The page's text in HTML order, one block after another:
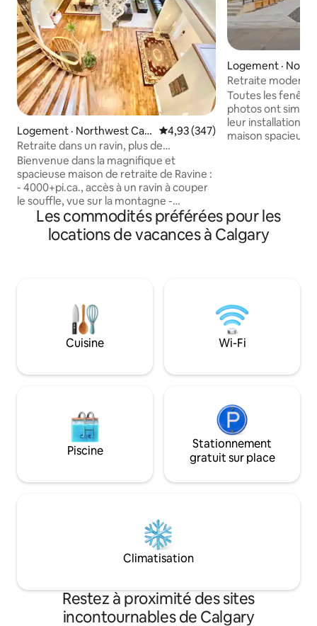
Logement · Northwest Calg
ary
Note moyenne de 4,93 sur 5,
4,93 (347)
Retraite dans un ravin, plus de
4000 pieds carrés, luxe, climatisation,
table de billard, etc.
Bienvenue dans la magnifique et
spacieuse maison de retraite de Ravine :
- 4000+pi.ca., accès à un ravin à couper
le souffle, vue sur la montagne -
Divertissement de table de billard -
Parking gratuit, articles de toilette et de
cuisine gratuits, WiFi gratuit - Cuisine
3,5 salles de bain, - 10 lits : 7 lits jumeaux
+2 lits queen +1 lit king - Climatisation -
Animaux acceptés (frais appliqués)
- Parfait pour les familles nombreuses,
tout moment
Logement ·
Retraite moderne
quelques
centre-ville
Toutes les
photos ont
leur installation.
maison
d'une connexion
d'un
située à
confort.
Les commodités préférées pour les
locations de vacances à Calgary
Cuisine Wi-Fi
Piscine
Stationnement
gratuit sur place
Climatisation
Restez à proximité des sites
incontournables de Calgary